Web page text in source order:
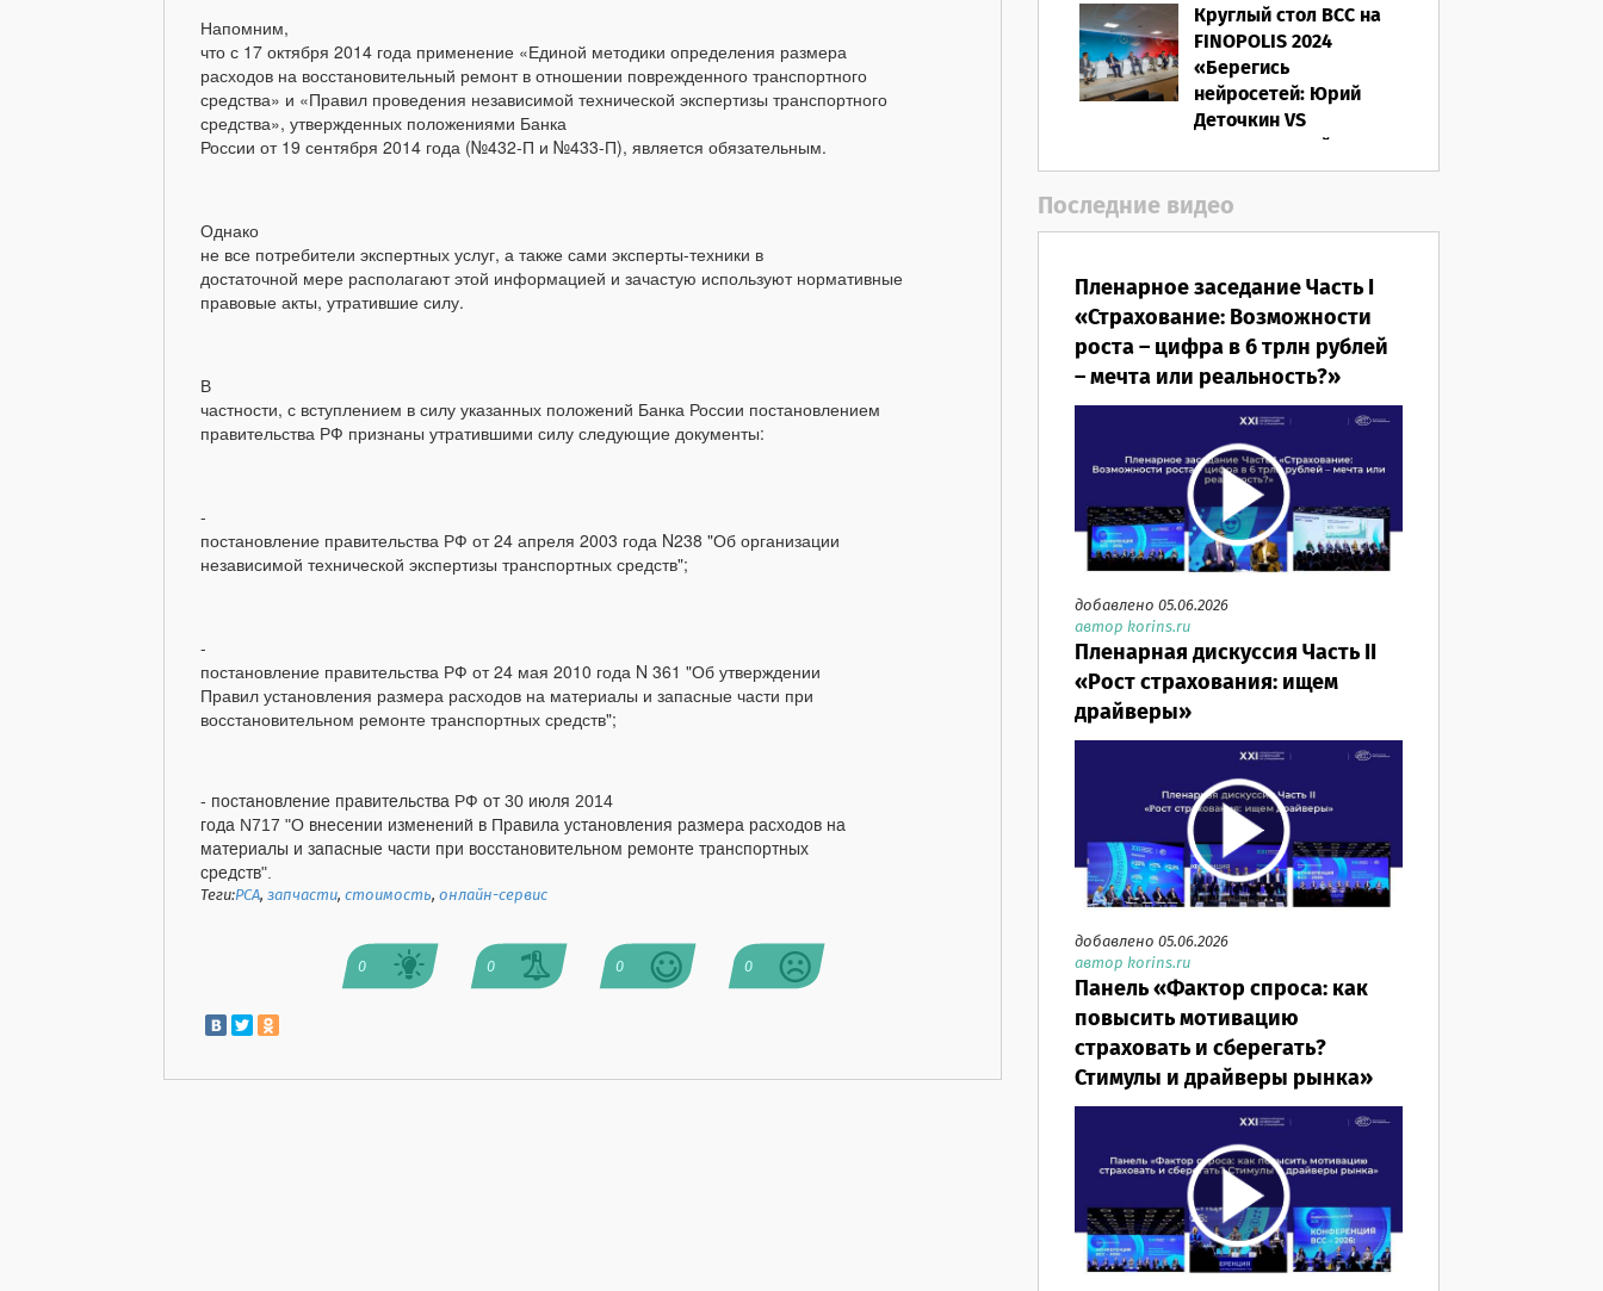
Напомним,
что с 17 октября 2014 года применение «Единой методики определения размера
расходов на восстановительный ремонт в отношении поврежденного транспортного
средства» и «Правил проведения независимой технической экспертизы транспортного
средства», утвержденных положениями Банка
России от 19 сентября 2014 года (№432-П и №433-П), является обязательным.
Однако
не все потребители экспертных услуг, а также сами эксперты-техники в
достаточной мере располагают этой информацией и зачастую используют нормативные
правовые акты, утратившие силу.
В
частности, с вступлением в силу указанных положений Банка России постановлением
правительства РФ признаны утратившими силу следующие документы:
-
постановление правительства РФ от 24 апреля 2003 года N238 "Об организации
независимой технической экспертизы транспортных средств";
-
постановление правительства РФ от 24 мая 2010 года N 361 "Об утверждении
Правил установления размера расходов на материалы и запасные части при
восстановительном ремонте транспортных средств";
- постановление правительства РФ от 30 июля 2014
года N717 "О внесении изменений в Правила установления размера расходов на
материалы и запасные части при восстановительном ремонте транспортных
средств".
Теги:РСА,запчасти,стоимость,онлайн-сервис
0 0 0 0
Круглый стол ВСС на
FINOPOLIS 2024
«Берегись
нейросетей: Юрий
Деточкин VS
искусственный
интеллект»
12.11.2024
Последние видео
Пленарное заседание Часть I
«Страхование: Возможности
роста – цифра в 6 трлн рублей
– мечта или реальность?»
добавлено 05.06.2026
автор korins.ru
Пленарная дискуссия Часть II
«Рост страхования: ищем
драйверы»
добавлено 05.06.2026
автор korins.ru
Панель «Фактор спроса: как
повысить мотивацию
страховать и сберегать?
Стимулы и драйверы рынка»